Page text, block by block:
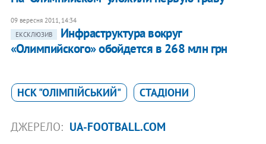
09 вересня 2011, 14:34
ЕКСКЛЮЗИВ
Инфраструктура вокруг
«Олимпийского» обойдется в 268 млн грн
НСК "ОЛІМПІЙСЬКИЙ" СТАДІОНИ
ДЖЕРЕЛО: UA-FOOTBALL.COM